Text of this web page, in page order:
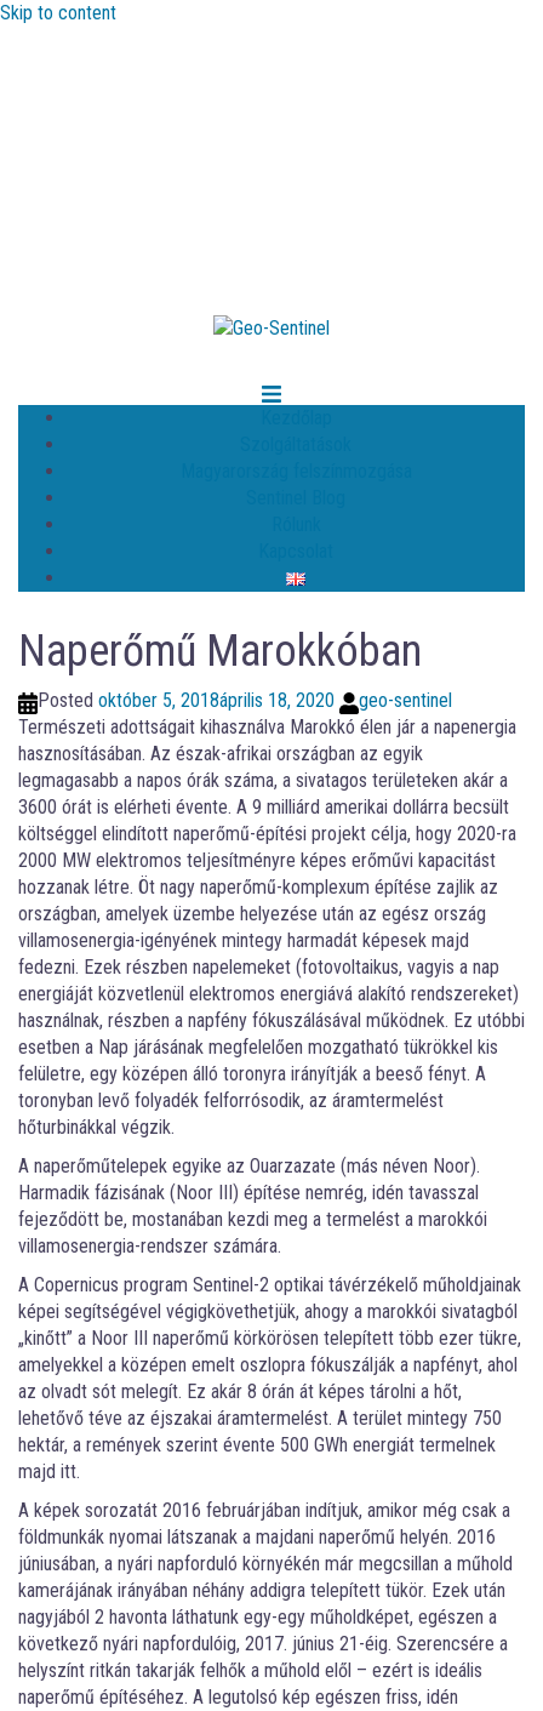
Skip to content
Naperőmű Marokkóban
Posted október 5, 2018április 18, 2020
geo-sentinel
Természeti adottságait kihasználva Marokkó élen jár a napenergia
hasznosításában. Az észak-afrikai országban az egyik
legmagasabb a napos órák száma, a sivatagos területeken akár a
3600 órát is elérheti évente. A 9 milliárd amerikai dollárra becsült
költséggel elindított naperőmű-építési projekt célja, hogy 2020-ra
2000 MW elektromos teljesítményre képes erőművi kapacitást
hozzanak létre. Öt nagy naperőmű-komplexum építése zajlik az
országban, amelyek üzembe helyezése után az egész ország
villamosenergia-igényének mintegy harmadát képesek majd
fedezni. Ezek részben napelemeket (fotovoltaikus, vagyis a nap
energiáját közvetlenül elektromos energiává alakító rendszereket)
használnak, részben a napfény fókuszálásával működnek. Ez utóbbi
esetben a Nap járásának megfelelően mozgatható tükrökkel kis
felületre, egy középen álló toronyra irányítják a beeső fényt. A
toronyban levő folyadék felforrósodik, az áramtermelést
hőturbinákkal végzik.
A naperőműtelepek egyike az Ouarzazate (más néven Noor).
Harmadik fázisának (Noor III) építése nemrég, idén tavasszal
fejeződött be, mostanában kezdi meg a termelést a marokkói
villamosenergia-rendszer számára.
A Copernicus program Sentinel-2 optikai távérzékelő műholdjainak
képei segítségével végigkövethetjük, ahogy a marokkói sivatagból
„kinőtt” a Noor III naperőmű körkörösen telepített több ezer tükre,
amelyekkel a középen emelt oszlopra fókuszálják a napfényt, ahol
az olvadt sót melegít. Ez akár 8 órán át képes tárolni a hőt,
lehetővő téve az éjszakai áramtermelést. A terület mintegy 750
hektár, a remények szerint évente 500 GWh energiát termelnek
majd itt.
A képek sorozatát 2016 februárjában indítjuk, amikor még csak a
földmunkák nyomai látszanak a majdani naperőmű helyén. 2016
júniusában, a nyári napforduló környékén már megcsillan a műhold
kamerájának irányában néhány addigra telepített tükör. Ezek után
nagyjából 2 havonta láthatunk egy-egy műholdképet, egészen a
következő nyári napfordulóig, 2017. június 21-éig. Szerencsére a
helyszínt ritkán takarják felhők a műhold elől – ezért is ideális
naperőmű építéséhez. A legutolsó kép egészen friss, idén